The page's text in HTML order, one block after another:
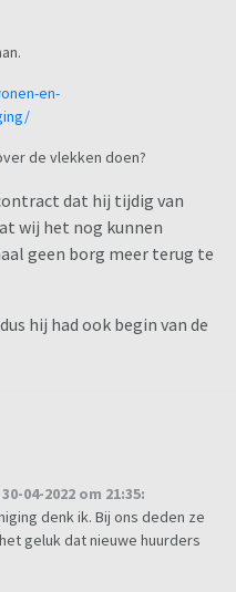
en-
de vlekken doen?
dat hij tijdig van
wij het nog kunnen
geen borg meer terug te
hij had ook begin van de
04-2022 om 21:35:
denk ik. Bij ons deden ze
geluk dat nieuwe huurders